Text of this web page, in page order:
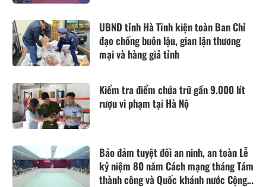
UBND tỉnh Hà Tĩnh kiện toàn Ban Chỉ
đạo chống buôn lậu, gian lận thương
mại và hàng giả tỉnh
Kiểm tra điểm chứa trữ gần 9.000 lít
rượu vi phạm tại Hà Nộ
Bảo đảm tuyệt đối an ninh, an toàn Lễ
kỷ niệm 80 năm Cách mạng tháng Tám
thành công và Quốc khánh nước Cộng